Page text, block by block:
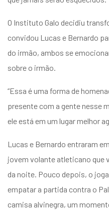
O Instituto Galo decidiu
convidou Lucas e Bernardo
do irmão, ambos se
sobre o irmão.
“Essa é uma forma de
presente com a gente nesse
ele está em um lugar melhor
Lucas e Bernardo entraram
jovem volante atleticano que
da noite. Pouco depois, o
empatar a partida contra o
camisa alvinegra, um